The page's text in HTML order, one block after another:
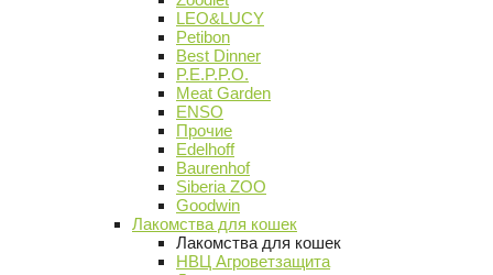
LEO&LUCY
Petibon
Best Dinner
P.E.P.P.O.
Meat Garden
ENSO
Прочие
Edelhoff
Baurenhof
Siberia ZOO
Goodwin
Лакомства для кошек
Лакомства для кошек
НВЦ Агроветзащита